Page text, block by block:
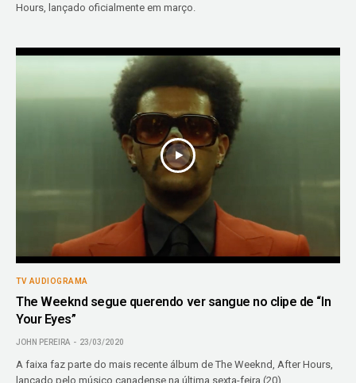
Hours, lançado oficialmente em março.
TV AUDIOGRAMA
The Weeknd segue querendo ver sangue no clipe de “In
Your Eyes”
JOHN PEREIRA 23/03/2020
A faixa faz parte do mais recente álbum de The Weeknd, After Hours,
lançado pelo músico canadense na última sexta-feira (20).